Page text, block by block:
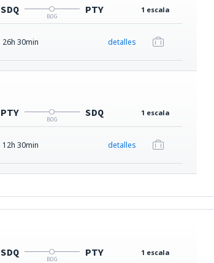
SDQ
BOG
PTY 1 escala
26h 30min detalles
PTY
BOG
SDQ 1 escala
12h 30min detalles
SDQ
BOG
PTY 1 escala